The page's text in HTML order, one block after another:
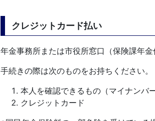
クレジットカード払い
年金事務所または市役所窓口（保険課年
手続きの際は次のものをお持ちください。
本人を確認できるもの（マイナンバ
クレジットカード